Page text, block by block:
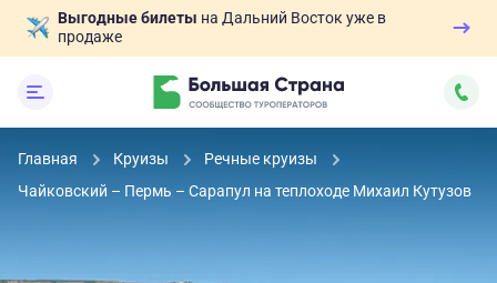
Выгодные билеты на Дальний Восток уже в
продаже
Главная Круизы
Речные круизы
Чайковский – Пермь – Сарапул на теплоходе Михаил Кутузов